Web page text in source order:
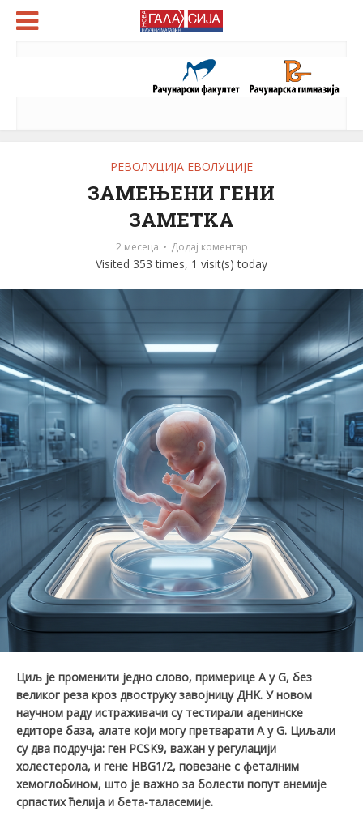
РЕВОЛУЦИЈА ЕВОЛУЦИЈЕ
ЗАМЕЊЕНИ ГЕНИ
ЗАМЕТKА
2 месеца Додај коментар
Visited 353 times, 1 visit(s) today
Циљ је променити једно слово, примерице А у G, без
великог реза кроз двоструку завојницу ДНK. У новом
научном раду истраживачи су тестирали аденинске
едиторе база, алате који могу претварати А у G. Циљали
су два подручја: ген PCSK9, важан у регулацији
холестерола, и гене HBG1/2, повезане с феталним
хемоглобином, што је важно за болести попут анемије
српастих ћелија и бета-таласемије.